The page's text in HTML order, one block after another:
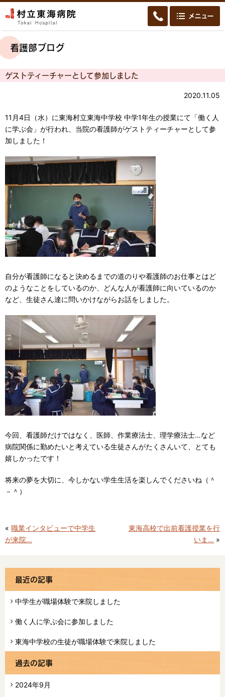
看護部ブログ
ゲストティーチャーとして参加しました
2020.11.05
11月4日（水）に東海村立東海中学校 中学1年生の授業にて「働く人
に学ぶ会」が行われ、当院の看護師がゲストティーチャーとして参
加しました！
自分が看護師になると決めるまでの道のりや看護師のお仕事とはど
のようなことをしているのか、どんな人が看護師に向いているのか
など、生徒さん達に問いかけながらお話をしました。
今回、看護師だけではなく、医師、作業療法士、理学療法士…など
病院関係に勤めたいと考えている生徒さんがたくさんいて、とても
嬉しかったです！
将来の夢を大切に、今しかない学生生活を楽しんでくださいね（＾
－＾）
« 職業インタビューで中学生
が来院…
東海高校で出前看護授業を行
いま… »
最近の記事
中学生が職場体験で来院しました
働く人に学ぶ会に参加しました
東海中学校の生徒が職場体験で来院しました
過去の記事
2024年9月